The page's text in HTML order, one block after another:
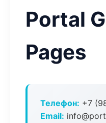
Portal
Pages
Телефон: +7
Email: